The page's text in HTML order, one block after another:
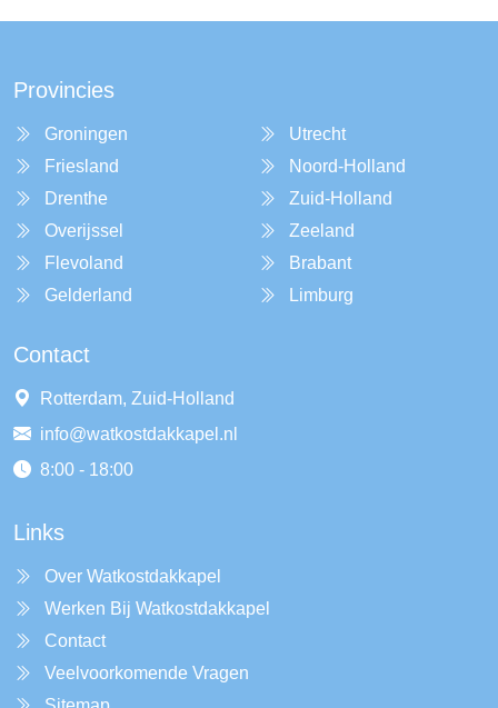
Provincies
Groningen
Friesland
Drenthe
Overijssel
Flevoland
Gelderland
Utrecht
Noord-Holland
Zuid-Holland
Zeeland
Brabant
Limburg
Contact
Rotterdam, Zuid-Holland
info@watkostdakkapel.nl
8:00 - 18:00
Links
Over Watkostdakkapel
Werken Bij Watkostdakkapel
Contact
Veelvoorkomende Vragen